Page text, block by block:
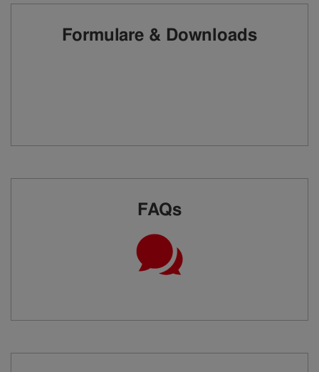
Formulare & Downloads
FAQs